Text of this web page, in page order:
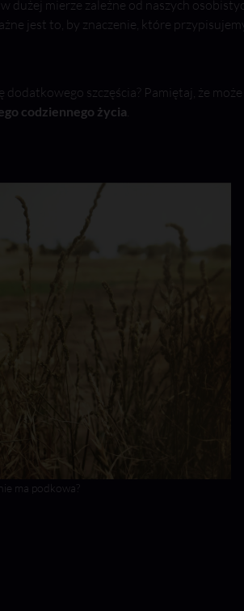
dużej mierze zależne od naszych
jest to, by znaczenie, które
szczęścia? Pamiętaj, że
codziennego życia.
ma podkowa?